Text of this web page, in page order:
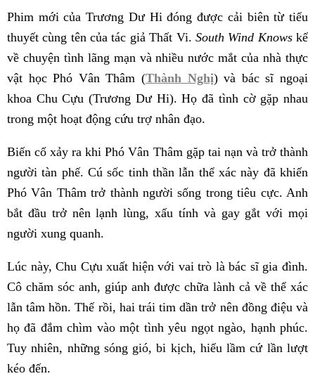
Phim mới của Trương Dư Hi đóng được cải biên từ tiểu
thuyết cùng tên của tác giả Thất Vi. South Wind Knowskể
về chuyện tình lãng mạn và nhiều nước mắt của nhà thực
vật học Phó Vân Thâm (Thành Nghị) và bác sĩ ngoại
khoa Chu Cựu (Trương Dư Hi). Họ đã tình cờ gặp nhau
trong một hoạt động cứu trợ nhân đạo.
Biến cố xảy ra khi Phó Vân Thâm gặp tai nạn và trở thành
người tàn phế. Cú sốc tinh thần lẫn thể xác này đã khiến
Phó Vân Thâm trở thành người sống trong tiêu cực. Anh
bắt đầu trở nên lạnh lùng, xấu tính và gay gắt với mọi
người xung quanh.
Lúc này, Chu Cựu xuất hiện với vai trò là bác sĩ gia đình.
Cô chăm sóc anh, giúp anh được chữa lành cả về thể xác
lẫn tâm hồn. Thế rồi, hai trái tim dần trở nên đồng điệu và
họ đã đắm chìm vào một tình yêu ngọt ngào, hạnh phúc.
Tuy nhiên, những sóng gió, bi kịch, hiểu lầm cứ lần lượt
kéo đến.